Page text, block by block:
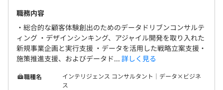
職務内容
・総合的な顧客体験創出のためのデータドリブンコンサルテ
ィング ・デザインシンキング、アジャイル開発を取り入れた
新規事業企画と実行支援 ・データを活用した戦略立案支援・
施策推進支援、およびデータド... 詳しく見る
職種名
インテリジェンス コンサルタント｜データ×ビジネ
ス